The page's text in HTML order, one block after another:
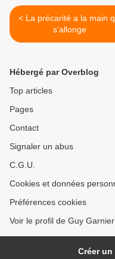
< La précarité a la main qui
s'allonge
Hébergé par Overblog
Top articles
Pages
Contact
Signaler un abus
C.G.U.
Cookies et données
Préférences cookies
Voir le profil de Guy
Créer